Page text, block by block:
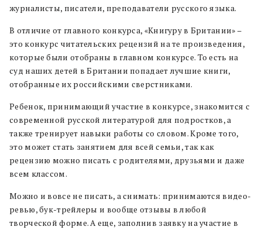
журналисты, писатели, преподаватели русского языка.
В отличие от главного конкурса, «Книгуру в Британии» –
это конкурс читательских рецензий на те произведения,
которые были отобраны в главном конкурсе. То есть на
суд наших детей в Британии попадает лучшие книги,
отобранные их российскими сверстниками.
Ребенок, принимающий участие в конкурсе, знакомится с
современной русской литературой для подростков, а
также тренирует навыки работы со словом. Кроме того,
это может стать занятием для всей семьи, так как
рецензию можно писать с родителями, друзьями и даже
всем классом.
Можно и вовсе не писать, а снимать: принимаются видео-
ревью, бук-трейлеры и вообще отзывы в любой
творческой форме. А еще, заполнив заявку на участие в